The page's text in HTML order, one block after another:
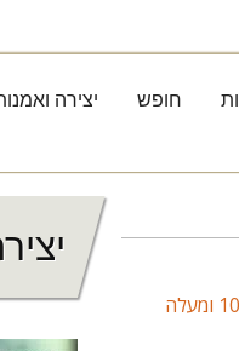
חופש יצירה
10 ומעלה